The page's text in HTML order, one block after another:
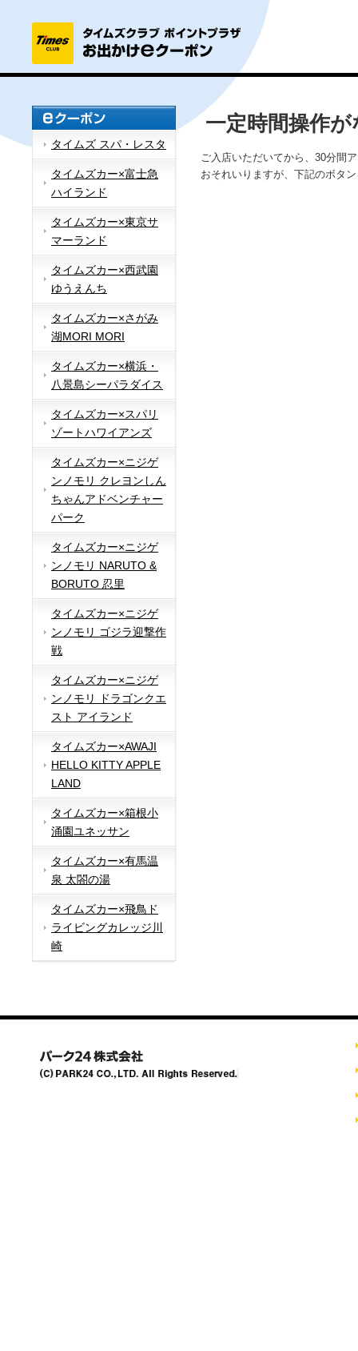
タイムズ スパ・レスタ
タイムズカー×富士急
ハイランド
タイムズカー×東京サ
マーランド
タイムズカー×西武園
ゆうえんち
タイムズカー×さがみ
湖MORI MORI
タイムズカー×横浜・
八景島シーパラダイス
タイムズカー×スパリ
ゾートハワイアンズ
タイムズカー×ニジゲ
ンノモリ クレヨンしん
ちゃんアドベンチャー
パーク
タイムズカー×ニジゲ
ンノモリ NARUTO &
BORUTO 忍里
タイムズカー×ニジゲ
ンノモリ ゴジラ迎撃作
戦
タイムズカー×ニジゲ
ンノモリ ドラゴンクエ
スト アイランド
タイムズカー×AWAJI
HELLO KITTY APPLE
LAND
タイムズカー×箱根小
涌園ユネッサン
タイムズカー×有馬温
泉 太閤の湯
タイムズカー×飛鳥ド
ライビングカレッジ川
崎
一定時間操作
ご入店いただいてから、30分間
おそれいりますが、下記のボタ